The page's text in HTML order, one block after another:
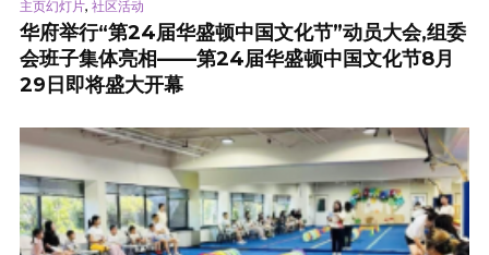
主页幻灯片, 社区活动
华府举行“第24届华盛顿中国文化节”动员大会,组委
会班子集体亮相——第24届华盛顿中国文化节8月
29日即将盛大开幕